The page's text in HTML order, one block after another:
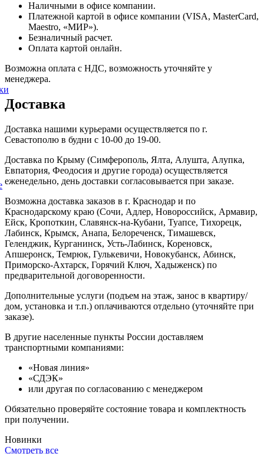
Наличными в офисе компании.
Платежной картой в офисе компании (VISA, MasterCard,
Maestro, «МИР»).
Безналичный расчет.
Оплата картой онлайн.
Возможна оплата с НДС, возможность уточняйте у
менеджера.
Доставка
Доставка нашими курьерами осуществляется по г.
Севастополю в будни с 10-00 до 19-00.
Доставка по Крыму (Симферополь, Ялта, Алушта, Алупка,
Евпатория, Феодосия и другие города) осуществляется
еженедельно, день доставки согласовывается при заказе.
Возможна доставка заказов в г. Краснодар и по
Краснодарскому краю (Сочи, Адлер, Новороссийск, Армавир,
Ейск, Кропоткин, Славянск-на-Кубани, Туапсе, Тихорецк,
Лабинск, Крымск, Анапа, Белореченск, Тимашевск,
Геленджик, Курганинск, Усть-Лабинск, Кореновск,
Апшеронск, Темрюк, Гулькевичи, Новокубанск, Абинск,
Приморско-Ахтарск, Горячий Ключ, Хадыженск) по
предварительной договоренности.
Дополнительные услуги (подъем на этаж, занос в квартиру/
дом, установка и т.п.) оплачиваются отдельно (уточняйте при
заказе).
В другие населенные пункты России доставляем
транспортными компаниями:
«Новая линия»
«СДЭК»
или другая по согласованию с менеджером
Обязательно проверяйте состояние товара и комплектность
при получении.
Новинки
Смотреть все